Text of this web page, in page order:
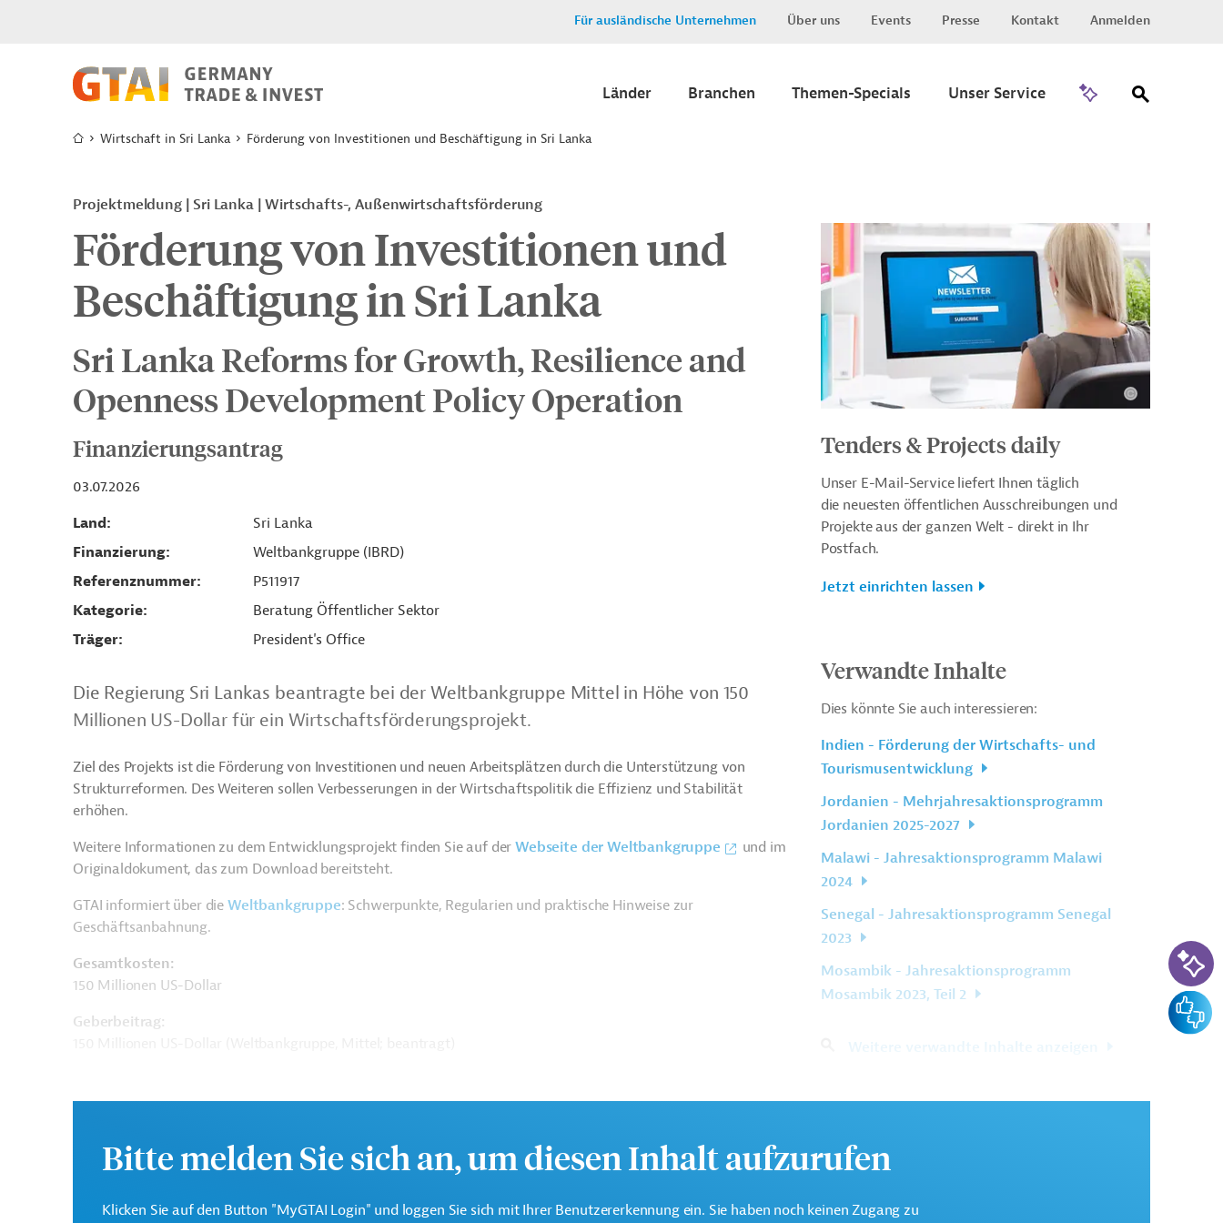
Für ausländische Unternehmen Über uns Events Presse Kontakt Anmelden
Länder Branchen Themen-Specials Unser Service
Wirtschaft in Sri Lanka Förderung von Investitionen und Beschäftigung in Sri Lanka
Projektmeldung Sri Lanka Wirtschafts-, Außenwirtschaftsförderung
Förderung von Investitionen und
Beschäftigung in Sri Lanka
Sri Lanka Reforms for Growth, Resilience and
Openness Development Policy Operation
Finanzierungsantrag
03.07.2026
Land
Sri Lanka
Finanzierung
Weltbankgruppe (IBRD)
Referenznummer
P511917
Kategorie
Beratung Öffentlicher Sektor
Träger
President's Office
Die Regierung Sri Lankas beantragte bei der Weltbankgruppe Mittel in Höhe von 150
Millionen US-Dollar für ein Wirtschaftsförderungsprojekt.
Ziel des Projekts ist die Förderung von Investitionen und neuen Arbeitsplätzen durch die Unterstützung von
Strukturreformen. Des Weiteren sollen Verbesserungen in der Wirtschaftspolitik die Effizienz und Stabilität
erhöhen.
Weitere Informationen zu dem Entwicklungsprojekt finden Sie auf derWebseite der Weltbankgruppe
und im
Originaldokument, das zum Download bereitsteht.
GTAI informiert über die Weltbankgruppe: Schwerpunkte, Regularien und praktische Hinweise zur
Geschäftsanbahnung.
Gesamtkosten:
150 Millionen US-Dollar
Geberbeitrag:
Tenders & Projects daily
Unser E-Mail-Service liefert Ihnen täglich
die neuesten öffentlichen Ausschreibungen und
Projekte aus der ganzen Welt - direkt in Ihr
Postfach.
Jetzt einrichten lassen
Verwandte Inhalte
Dies könnte Sie auch interessieren:
Indien - Förderung der Wirtschafts- und
Tourismusentwicklung
Jordanien - Mehrjahresaktionsprogramm
Jordanien 2025-2027
Malawi - Jahresaktionsprogramm Malawi
2024
Senegal - Jahresaktionsprogramm Senegal
2023
Mosambik - Jahresaktionsprogramm
Mosambik 2023, Teil 2
Bitte melden Sie sich an, um diesen Inhalt aufzurufen
Klicken Sie auf den Button "MyGTAI Login" und loggen Sie sich mit Ihrer Benutzererkennung ein. Sie haben noch keinen Zugang zu
KI-